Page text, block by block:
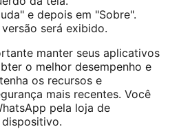
e depois em "Sobre".
será exibido.
manter seus aplicativos
o melhor desempenho e
os recursos e
mais recentes. Você
pela loja de